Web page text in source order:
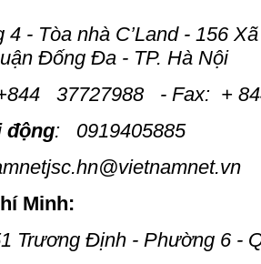
4 - Tòa nhà C’Land - 156
Đống Đa - TP. Hà Nội
37727988 - Fax: +
động: 0919405885
Minh:
Trương Định - Phường 6 -